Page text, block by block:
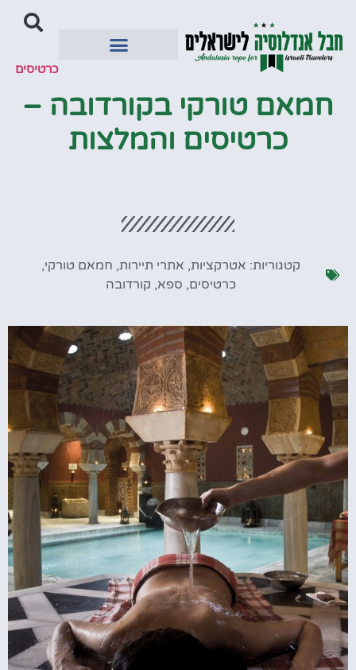
כרטיסים
חמאם טורקי בקורדובה –
כרטיסים והמלצות
קטגוריות: אטרקציות, אתרי תיירות, חמאם טורקי,
כרטיסים, ספא, קורדובה